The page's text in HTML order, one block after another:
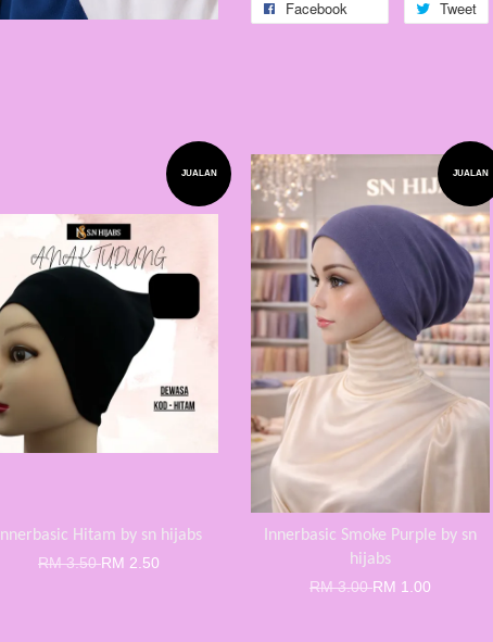
Facebook Tweet
JUALAN
Innerbasic Hitam by sn hijabs
RM 3.50RM 2.50
JUALAN
Innerbasic Smoke Purple by sn
hijabs
RM 3.00RM 1.00